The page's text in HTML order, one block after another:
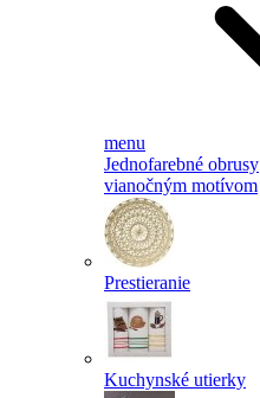
menu
Jednofarebné obrusy
vianočným motívom
Prestieranie
Kuchynské utierky